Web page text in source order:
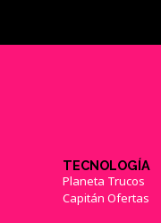
TECNOLOGÍA
Planeta Trucos
Capitán Ofertas